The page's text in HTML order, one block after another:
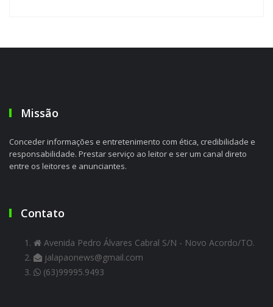
Missão
Conceder informações e entretenimento com ética, credibilidade e
responsabilidade. Prestar serviço ao leitor e ser um canal direto
entre os leitores e anunciantes.
Contato
Avenida Pedro Álvares Cabral S/N - Novo Acordo/TO.
jalapaonews@gmail.com
(63)99995.9493